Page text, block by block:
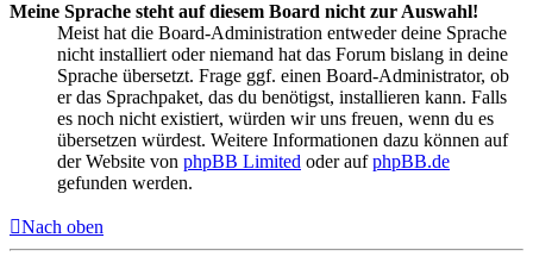
Meine Sprache steht auf diesem Board nicht zur Auswahl!
Meist hat die Board-Administration entweder deine Sprache
nicht installiert oder niemand hat das Forum bislang in deine
Sprache übersetzt. Frage ggf. einen Board-Administrator, ob
er das Sprachpaket, das du benötigst, installieren kann. Falls
es noch nicht existiert, würden wir uns freuen, wenn du es
übersetzen würdest. Weitere Informationen dazu können auf
der Website von phpBB Limited oder aufphpBB.de
gefunden werden.
Nach oben